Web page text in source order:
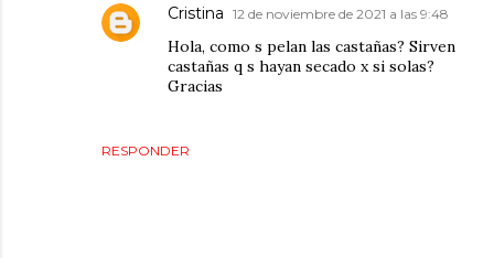
RESPONDER
Cristina 12 de noviembre de 2021 a las 9:48
Hola, como s pelan las castañas? Sirven
castañas q s hayan secado x si solas?
Gracias